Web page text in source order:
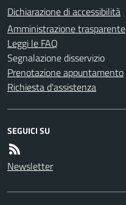
Dichiarazione di accessibilità
Amministrazione trasparente
Leggi le FAQ
Segnalazione disservizio
Prenotazione appuntamento
Richiesta d'assistenza
SEGUICI SU
Newsletter